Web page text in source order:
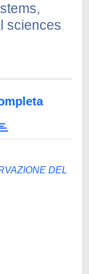
sciences
DEL